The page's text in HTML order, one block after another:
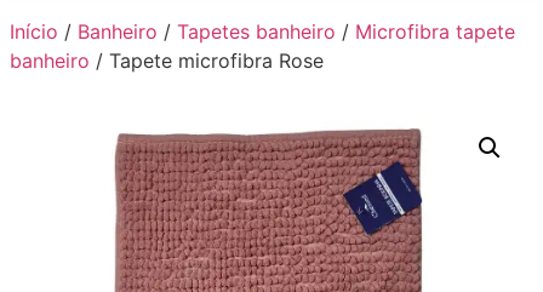
Início / Banheiro / Tapetes banheiro / Microfibra tapete
banheiro / Tapete microfibra Rose